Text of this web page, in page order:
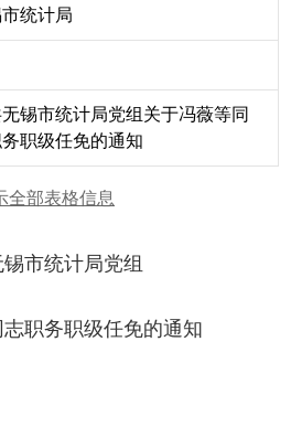
统计局
锡市统计局党组关于冯薇等同
职级任免的通知
全部表格信息
市统计局党组
职务职级任免的通知